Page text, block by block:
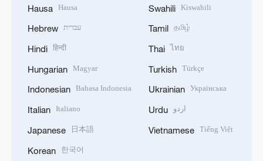
Hausa Hausa
Hebrew עברית
Hindi हिन्दी
Hungarian Magyar
Indonesian Bahasa Indonesia
Italian Italiano
Japanese 日本語
Korean 한국어
Swahili Kiswahili
Tamil தமிழ்
Thai ไทย
Turkish Türkçe
Ukrainian Українська
Urdu اردو
Vietnamese Tiếng Việt